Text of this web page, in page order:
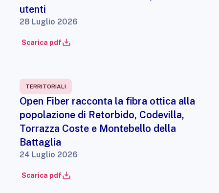
utenti
28 Luglio 2026
Scarica pdf
TERRITORIALI
Open Fiber racconta la fibra ottica alla
popolazione di Retorbido, Codevilla,
Torrazza Coste e Montebello della
Battaglia
24 Luglio 2026
Scarica pdf